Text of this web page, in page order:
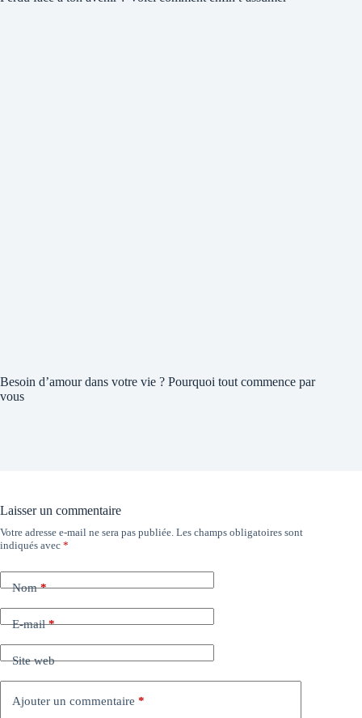
Besoin d’amour dans votre vie ? Pourquoi tout commence par
vous
Laisser un commentaire
Votre adresse e-mail ne sera pas publiée. Les champs obligatoires sont
indiqués avec *
Nom*
E-mail*
Site web
Ajouter un commentaire *